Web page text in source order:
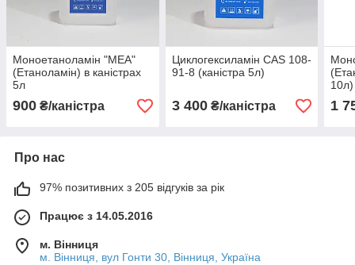
Моноетаноламін "МЕА"
(Етаноламін) в каністрах
5л
900 ₴/каністра
Циклогексиламін CAS 108-
91-8 (каністра 5л)
3 400₴/каністра
10л)
1
Про нас
97% позитивних з 205 відгуків за рік
Працює з 14.05.2016
м. Вінниця
м. Вінниця, вул Гонти 30, Вінниця, Україна